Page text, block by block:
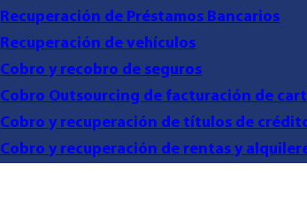
Recuperación de Préstamos Bancarios
Recuperación de vehículos
Cobro y recobro de seguros
Cobro Outsourcing de facturación de
Cobro y recuperación de títulos de
Cobro y recuperación de rentas y